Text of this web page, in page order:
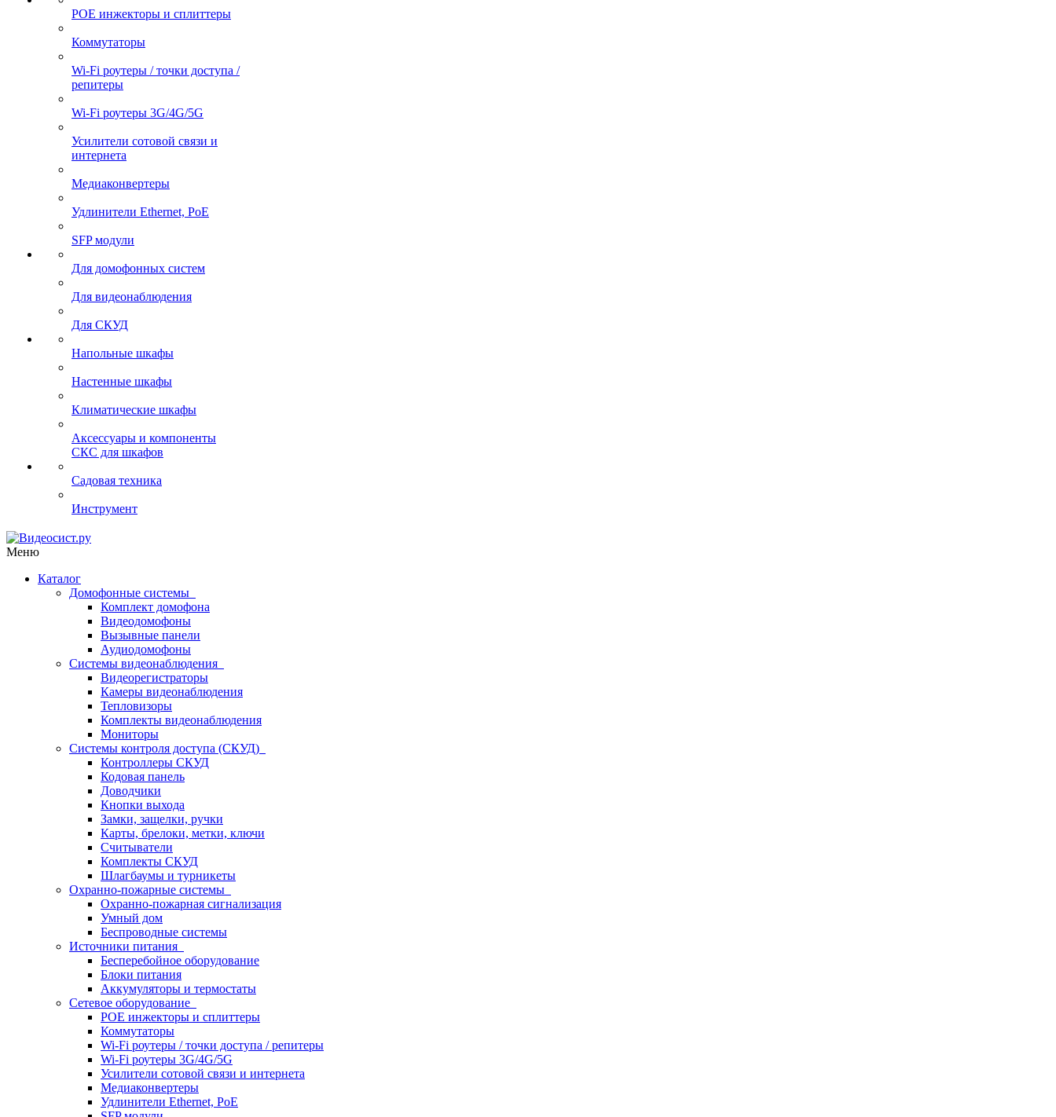
POE инжекторы и сплиттеры
Коммутаторы
Wi-Fi роутеры / точки доступа /
репитеры
Wi-Fi роутеры 3G/4G/5G
Усилители сотовой связи и
интернета
Медиаконвертеры
Удлинители Ethernet, PoE
SFP модули
Для домофонных систем
Для видеонаблюдения
Для СКУД
Напольные шкафы
Настенные шкафы
Климатические шкафы
Аксессуары и компоненты
СКС для шкафов
Садовая техника
Инструмент
Меню
Каталог
Домофонные системы
Комплект домофона
Видеодомофоны
Вызывные панели
Аудиодомофоны
Системы видеонаблюдения
Видеорегистраторы
Камеры видеонаблюдения
Тепловизоры
Комплекты видеонаблюдения
Мониторы
Системы контроля доступа (СКУД)
Контроллеры СКУД
Кодовая панель
Доводчики
Кнопки выхода
Замки, защелки, ручки
Карты, брелоки, метки, ключи
Считыватели
Комплекты СКУД
Шлагбаумы и турникеты
Охранно-пожарные системы
Охранно-пожарная сигнализация
Умный дом
Беспроводные системы
Источники питания
Бесперебойное оборудование
Блоки питания
Аккумуляторы и термостаты
Сетевое оборудование
POE инжекторы и сплиттеры
Коммутаторы
Wi-Fi роутеры / точки доступа / репитеры
Wi-Fi роутеры 3G/4G/5G
Усилители сотовой связи и интернета
Медиаконвертеры
Удлинители Ethernet, PoE